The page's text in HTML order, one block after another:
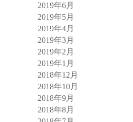
2019年6月
2019年5月
2019年4月
2019年3月
2019年2月
2019年1月
2018年12月
2018年10月
2018年9月
2018年8月